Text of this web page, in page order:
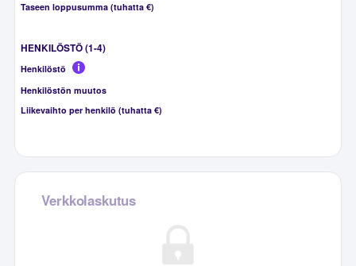
Taseen loppusumma (tuhatta €)
HENKILÖSTÖ (1-4)
Henkilöstö
Henkilöstön muutos
Liikevaihto per henkilö (tuhatta €)
Verkkolaskutus